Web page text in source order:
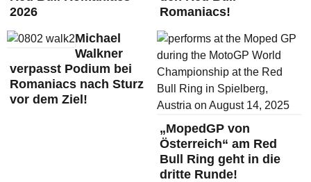
2026
Romaniacs!
Michael
Walkner
verpasst Podium bei
Romaniacs nach Sturz
vor dem Ziel!
„MopedGP von
Österreich“ am Red
Bull Ring geht in die
dritte Runde!